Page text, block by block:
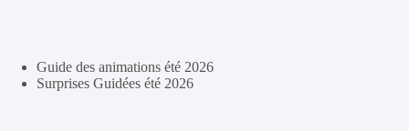
Guide des animations été 2026
Surprises Guidées été 2026